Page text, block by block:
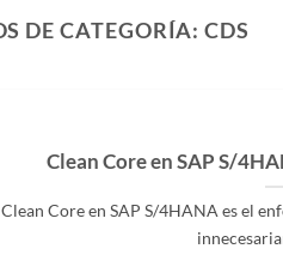
DE CATEGORÍA:CDS
Clean Core en SAP S/
Clean Core en SAP S/4HANA es el